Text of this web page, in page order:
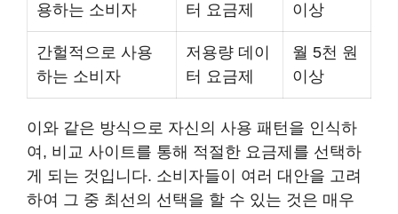
용하는 소비자
터 요금제
이상
간헐적으로 사용
하는 소비자
저용량 데이
터 요금제
월 5천 원
이상
이와 같은 방식으로 자신의 사용 패턴을 인식하
여, 비교 사이트를 통해 적절한 요금제를 선택하
게 되는 것입니다. 소비자들이 여러 대안을 고려
하여 그 중 최선의 선택을 할 수 있는 것은 매우